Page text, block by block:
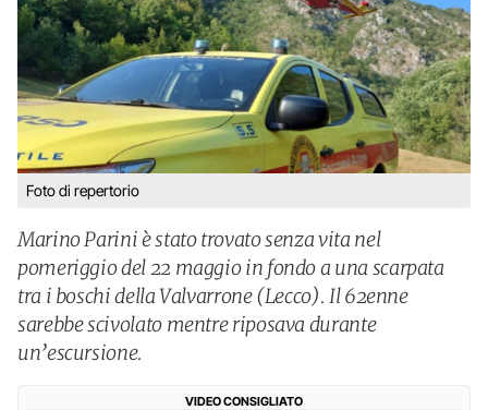
Foto di repertorio
Marino Parini è stato trovato senza vita nel
pomeriggio del 22 maggio in fondo a una scarpata
tra i boschi della Valvarrone (Lecco). Il 62enne
sarebbe scivolato mentre riposava durante
un’escursione.
VIDEO CONSIGLIATO